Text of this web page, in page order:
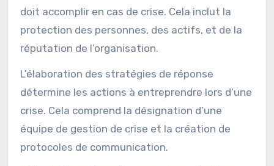
doit accomplir en cas de crise. Cela inclut la
protection des personnes, des actifs, et de la
réputation de l’organisation.
L’élaboration des stratégies de réponse
détermine les actions à entreprendre lors d’une
crise. Cela comprend la désignation d’une
équipe de gestion de crise et la création de
protocoles de communication.